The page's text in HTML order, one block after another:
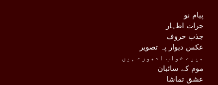
پیام نو
جرات اظہار
جذب حروف
عکس دیوار پہ تصویر
میرے خواب ادھورے ہیں
موم کے سائبان
عشق تماشا